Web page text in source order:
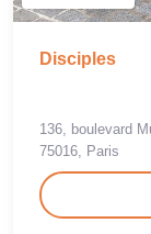
Disciples
136, boulevard
75016, Paris